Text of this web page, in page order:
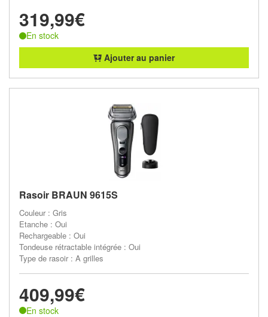
319,99€
En stock
Ajouter au panier
Rasoir BRAUN 9615S
Couleur : Gris
Etanche : Oui
Rechargeable : Oui
Tondeuse rétractable intégrée : Oui
Type de rasoir : A grilles
409,99€
En stock